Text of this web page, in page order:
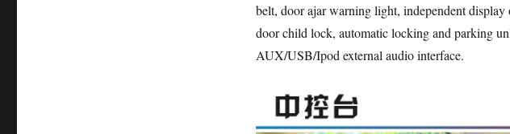
belt, door ajar warning light, independent
door child lock, automatic locking and parking
AUX/USB/Ipod external audio interface.